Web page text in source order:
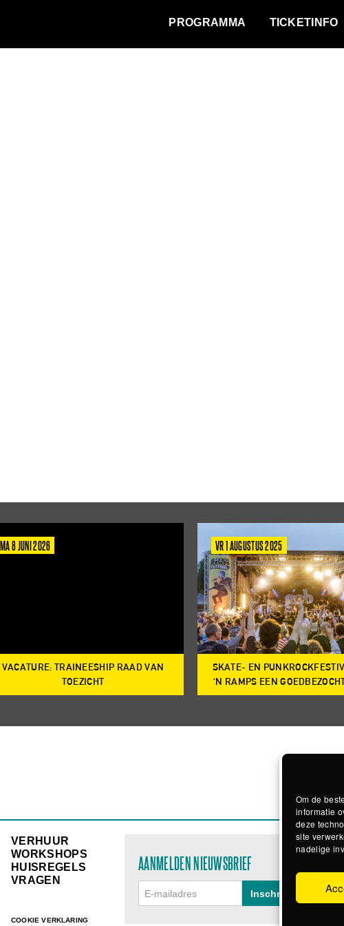
Om de
informatie
deze
site
nadelige
PROGRAMMA TICKETINFO
MA 8 JUNI 2026
VACATURE: TRAINEESHIP RAAD VAN
TOEZICHT
VR 1 AUGUSTUS 2025
SKATE- EN
‘N RAMPS EEN
VERHUUR
WORKSHOPS
HUISREGELS
VRAGEN
COOKIE VERKLARING
AANMELDEN NIEUWSBRIEF